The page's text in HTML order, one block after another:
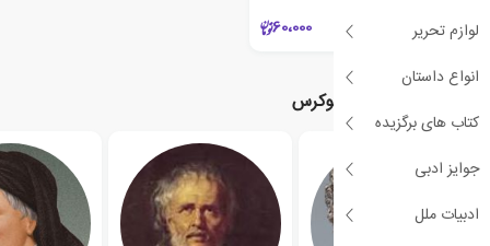
لوازم تحریر
انواع داستان
کتاب های برگزیده
جوایز ادبی
ادبیات ملل
60،000
نویسندگان مرتبط با لوکرس